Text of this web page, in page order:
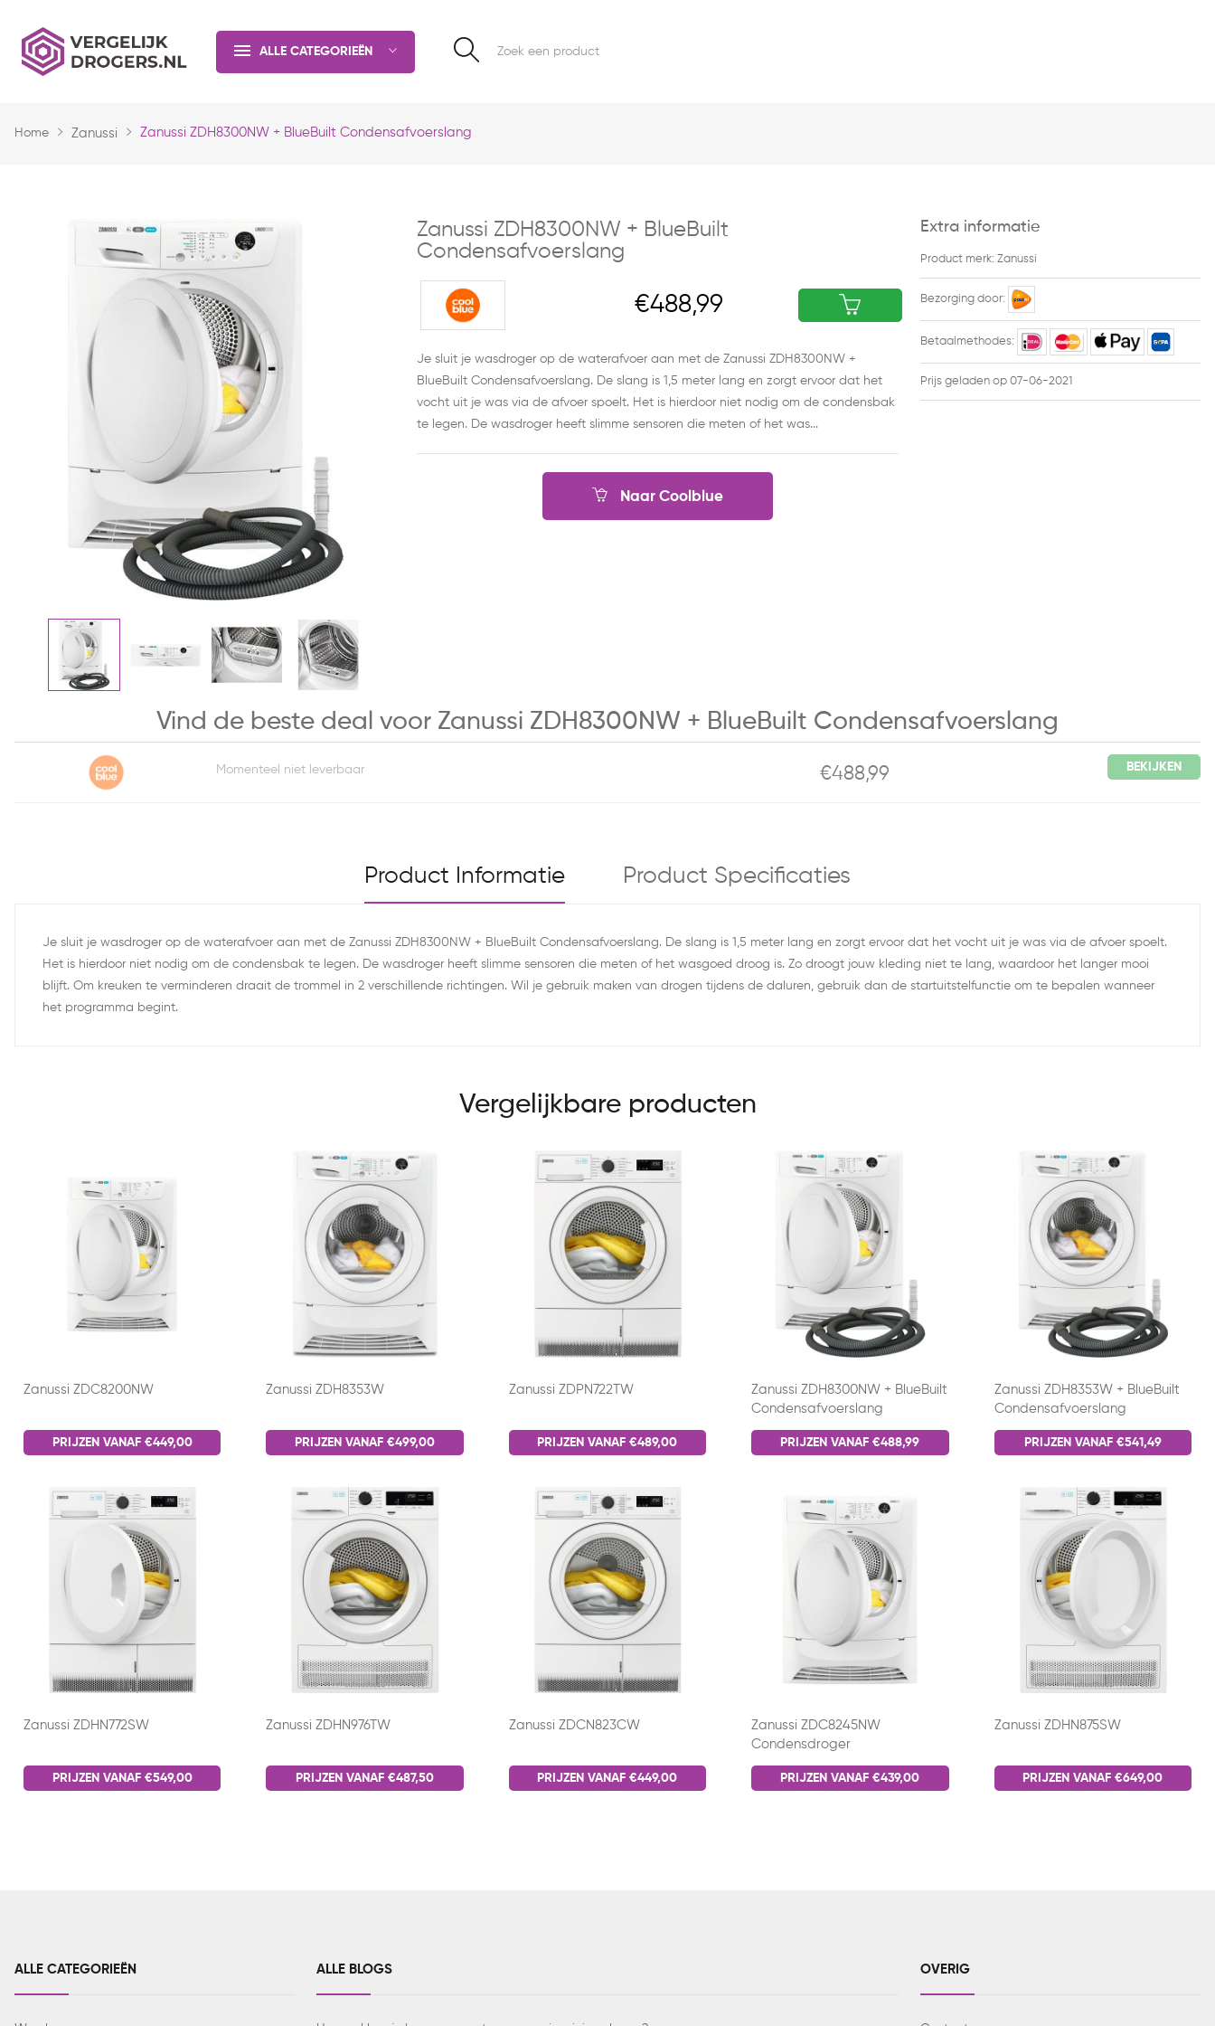
ALLE CATEGORIEËN
Home Zanussi Zanussi ZDH8300NW + BlueBuilt Condensafvoerslang
Zanussi ZDH8300NW + BlueBuilt
Condensafvoerslang
€488,99
Je sluit je wasdroger op de waterafvoer aan met de Zanussi ZDH8300NW +
BlueBuilt Condensafvoerslang. De slang is 1,5 meter lang en zorgt ervoor dat het
vocht uit je was via de afvoer spoelt. Het is hierdoor niet nodig om de condensbak
te legen. De wasdroger heeft slimme sensoren die meten of het was...
Naar Coolblue
Extra informatie
Product merk: Zanussi
Bezorging door:
Betaalmethodes:
Prijs geladen op 07-06-2021
Vind de beste deal voor Zanussi ZDH8300NW + BlueBuilt Condensafvoerslang
Momenteel niet leverbaar €488,99 BEKIJKEN
Product Informatie Product Specificaties
Je sluit je wasdroger op de waterafvoer aan met de Zanussi ZDH8300NW + BlueBuilt Condensafvoerslang. De slang is 1,5 meter lang en zorgt ervoor dat het vocht uit je was via de afvoer spoelt.
Het is hierdoor niet nodig om de condensbak te legen. De wasdroger heeft slimme sensoren die meten of het wasgoed droog is. Zo droogt jouw kleding niet te lang, waardoor het langer mooi
blijft. Om kreuken te verminderen draait de trommel in 2 verschillende richtingen. Wil je gebruik maken van drogen tijdens de daluren, gebruik dan de startuitstelfunctie om te bepalen wanneer
het programma begint.
Vergelijkbare producten
Zanussi ZDC8200NW
PRIJZEN VANAF €449,00
Zanussi ZDH8353W
PRIJZEN VANAF €499,00
Zanussi ZDPN722TW
PRIJZEN VANAF €489,00
Zanussi ZDH8300NW + BlueBuilt
Condensafvoerslang
PRIJZEN VANAF €488,99
Zanussi ZDH8353W + BlueBuilt
Condensafvoerslang
PRIJZEN VANAF €541,49
Zanussi ZDHN772SW
PRIJZEN VANAF €549,00
Zanussi ZDHN976TW
PRIJZEN VANAF €487,50
Zanussi ZDCN823CW
PRIJZEN VANAF €449,00
Zanussi ZDC8245NW
Condensdroger
PRIJZEN VANAF €439,00
Zanussi ZDHN875SW
PRIJZEN VANAF €649,00
ALLE CATEGORIEËN ALLE BLOGS OVERIG